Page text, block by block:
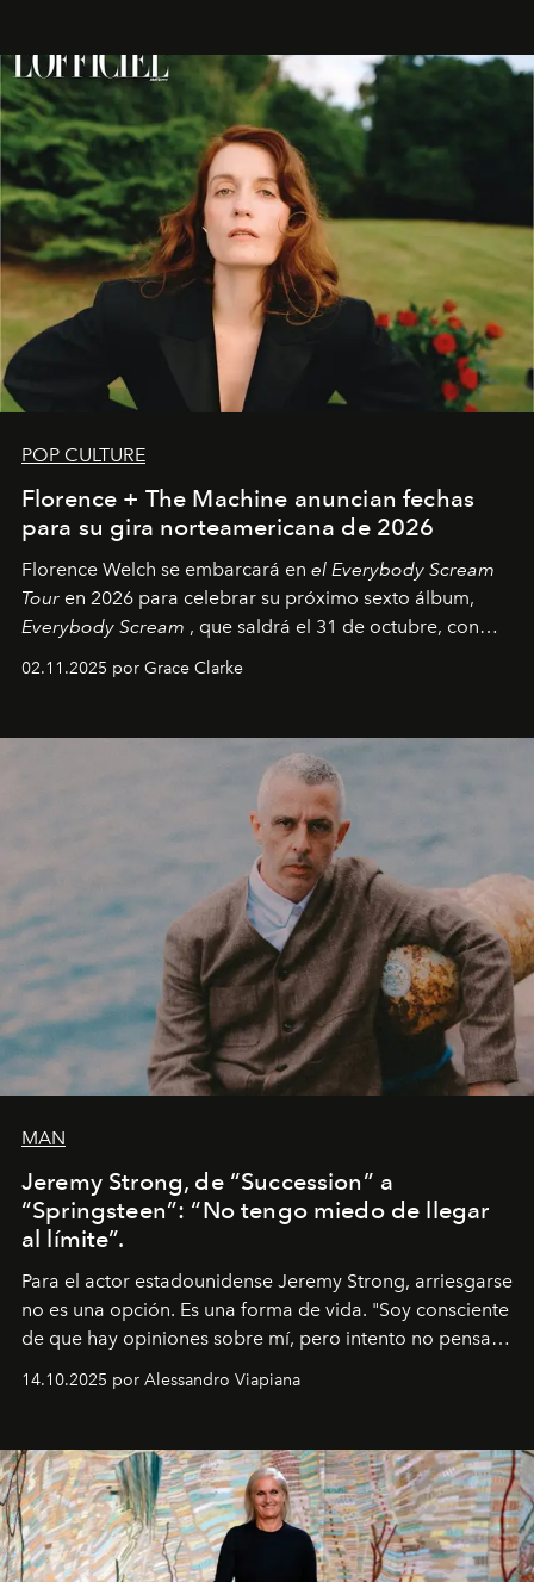
POP CULTURE
Florence + The Machine anuncian fechas
para su gira norteamericana de 2026
Florence Welch se embarcará en el Everybody Scream
Tour en 2026 para celebrar su próximo sexto álbum,
Everybody Scream , que saldrá el 31 de octubre, con
fechas en Norteamérica a partir de abril del próximo
02.11.2025 por Grace Clarke
MAN
Jeremy Strong, de “Succession” a
“Springsteen”: “No tengo miedo de llegar
al límite”.
Para el actor estadounidense Jeremy Strong, arriesgarse
no es una opción. Es una forma de vida. "Soy consciente
de que hay opiniones sobre mí, pero intento no pensar
demasiado en cómo me perciben. Creo que es una
pérdida de tiempo", afirma.
14.10.2025 por Alessandro Viapiana